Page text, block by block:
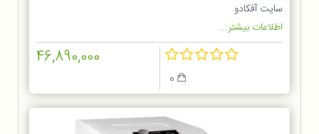
سایت آفکادو
اطلاعات بیشتر...
46,890,000